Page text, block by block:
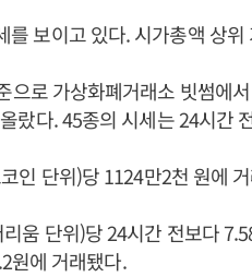
를 보이고 있다. 시가총액 상
으로 가상화폐거래소 빗썸에
랐다. 45종의 시세는 24시간
인 단위)당 1124만2천 원에
움 단위)당 24시간 전보다
원에 거래됐다.